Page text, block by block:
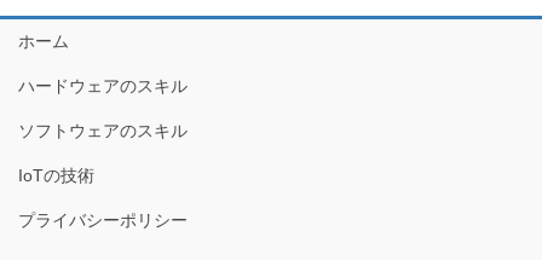
ホーム
ハードウェアのスキル
ソフトウェアのスキル
IoTの技術
プライバシーポリシー